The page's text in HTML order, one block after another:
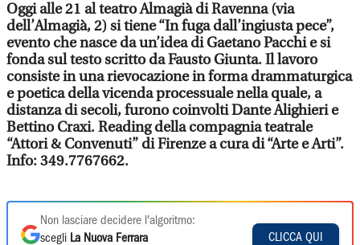
Oggi alle 21 al teatro Almagià di Ravenna (via
dell’Almagià, 2) si tiene “In fuga dall’ingiusta pece”,
evento che nasce da un’idea di Gaetano Pacchi e si
fonda sul testo scritto da Fausto Giunta. Il lavoro
consiste in una rievocazione in forma drammaturgica
e poetica della vicenda processuale nella quale, a
distanza di secoli, furono coinvolti Dante Alighieri e
Bettino Craxi. Reading della compagnia teatrale
“Attori & Convenuti” di Firenze a cura di “Arte e Arti”.
Info: 349.7767662.
Non lasciare decidere l'algoritmo:
scegli La Nuova Ferrara
CLICCA QUI